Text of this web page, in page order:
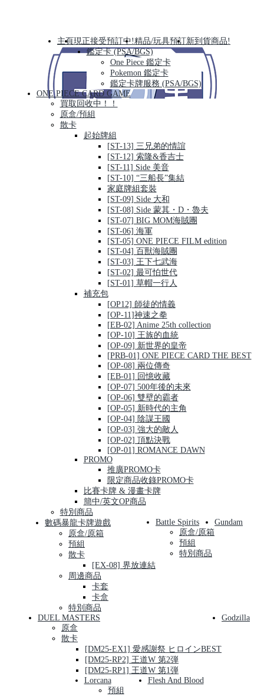
主頁現正接受預訂中!精品/玩具預訂新到貨商品!
鑑定卡 (PSA/BGS)
One Piece 鑑定卡
Pokemon 鑑定卡
鑑定卡牌服務 (PSA/BGS)
ONE PIECE CARD GAME
買取回收中！！
原盒/預組
散卡
起始牌組
[ST-13] 三兄弟的情誼
[ST-12] 索隆&香吉士
[ST-11] Side 美音
[ST-10] “三船長”集結
家庭牌組套裝
[ST-09] Side 大和
[ST-08] Side 蒙其・D・魯夫
[ST-07] BIG MOM海賊團
[ST-06] 海軍
[ST-05] ONE PIECE FILM edition
[ST-04] 百獸海賊團
[ST-03] 王下七武海
[ST-02] 最可怕世代
[ST-01] 草帽一行人
補充包
[OP12] 師徒的情義
[OP-11]神速之拳
[EB-02] Anime 25th collection
[OP-10] 王族的血統
[OP-09] 新世界的皇帝
[PRB-01] ONE PIECE CARD THE BEST
[OP-08] 兩位傳奇
[EB-01] 回憶收藏
[OP-07] 500年後的未來
[OP-06] 雙壁的霸者
[OP-05] 新時代的主角
[OP-04] 陰謀王國
[OP-03] 強大的敵人
[OP-02] 頂點決戰
[OP-01] ROMANCE DAWN
PROMO
推廣PROMO卡
限定商品收錄PROMO卡
比賽卡牌 & 漫畫卡牌
簡中/英文OP商品
特別商品
數碼暴龍卡牌遊戲
原盒/原箱
預組
散卡
[EX-08] 界放連結
周邊商品
卡套
卡盒
特別商品
Battle Spirits
原盒/原箱
預組
特別商品
Gundam
DUEL MASTERS
原盒
散卡
[DM25-EX1] 愛感謝祭 ヒロインBEST
[DM25-RP2] 王道W 第2弾
[DM25-RP1] 王道W 第1弾
Godzilla
Lorcana
預組
Flesh And Blood